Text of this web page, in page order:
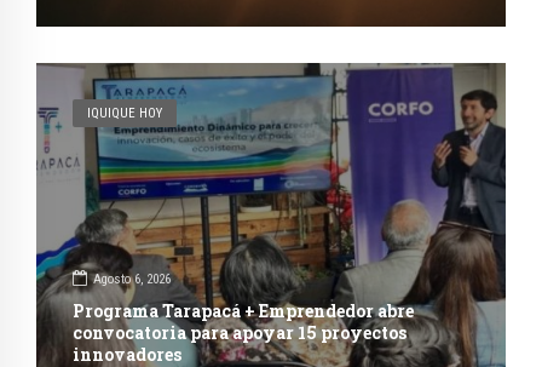
IQUIQUE HOY
Agosto 6, 2026
Programa Tarapacá + Emprendedor abre
convocatoria para apoyar 15 proyectos
innovadores